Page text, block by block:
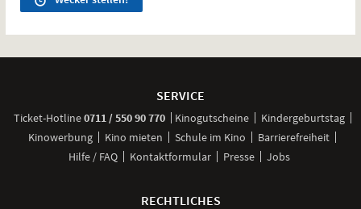
SERVICE
Ticket-Hotline0711 / 550 90 770anrufen
Kinogutscheine
Kindergeburtstag
Kinowerbung
Kino mieten Schule im Kino
Barrierefreiheit
Hilfe / FAQ
Kontaktformular Presse Jobs
RECHTLICHES